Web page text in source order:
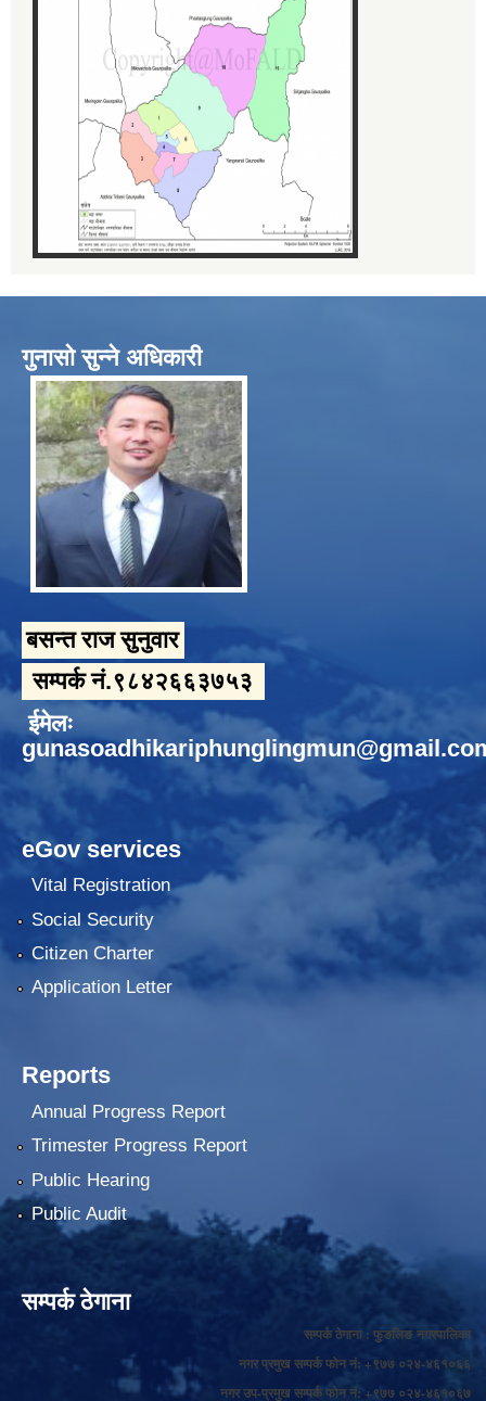
गुनासो सुन्ने अधिकारी
बसन्त राज सुनुवार
सम्पर्क नं.९८४२६६३७५३
ईमेलः
eGov services
Vital Registration
Social Security
Citizen Charter
Application Letter
Reports
Annual Progress Report
Trimester Progress Report
Public Hearing
Public Audit
सम्पर्क ठेगाना
सम्पर्क ठेगाना : फुङलिङ नगरपालिका
नगर प्रमुख सम्पर्क फोन नं: +९७७ ०२४-४६१०६६
नगर उप-प्रमुख सम्पर्क फोन नं: +९७७ ०२४-४६१०६७